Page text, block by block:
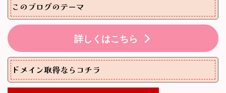
このブログのテーマ
詳しくはこちら
ドメイン取得ならコチラ